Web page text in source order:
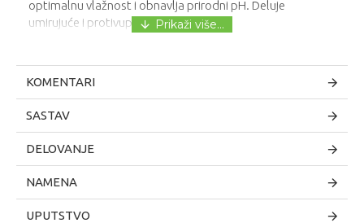
optimalnu vlažnost i obnavlja prirodni pH. Deluje
umirujuće i protivupalno.
KOMENTARI
SASTAV
DELOVANJE
NAMENA
UPUTSTVO